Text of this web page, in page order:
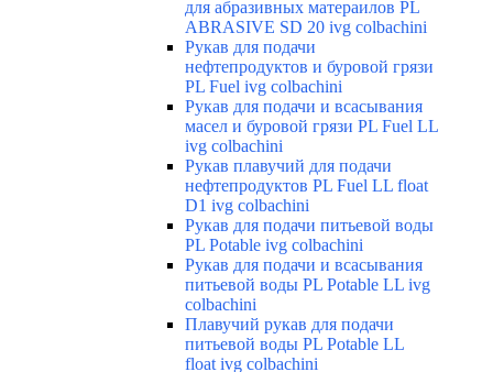
для абразивных матераилов PL
ABRASIVE SD 20 ivg colbachini
Рукав для подачи
нефтепродуктов и буровой грязи
PL Fuel ivg colbachini
Рукав для подачи и всасывания
масел и буровой грязи PL Fuel LL
ivg colbachini
Рукав плавучий для подачи
нефтепродуктов PL Fuel LL float
D1 ivg colbachini
Рукав для подачи питьевой воды
PL Potable ivg colbachini
Рукав для подачи и всасывания
питьевой воды PL Potable LL ivg
colbachini
Плавучий рукав для подачи
питьевой воды PL Potable LL
float ivg colbachini